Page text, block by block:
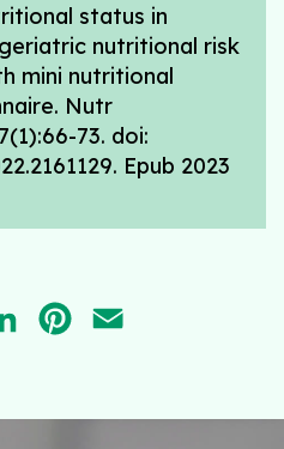
status in
geriatric nutritional risk
mini nutritional
Nutr
73. doi:
Epub 2023
LINKEDINPINTEREST